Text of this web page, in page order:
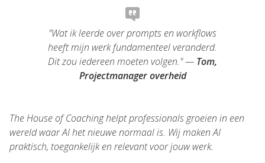
"Wat ik leerde over prompts en workflows
heeft mijn werk fundamenteel veranderd.
Dit zou iedereen moeten volgen." — Tom,
Projectmanager overheid
The House of Coaching helpt professionals groeien in een
wereld waar AI het nieuwe normaal is. Wij maken AI
praktisch, toegankelijk en relevant voor jouw werk.